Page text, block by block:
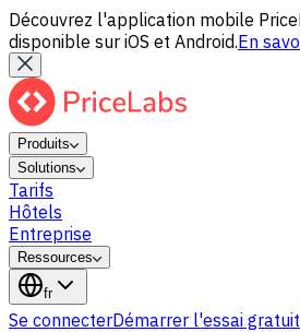
Découvrez l'application mobile
disponible sur iOS et Android.En
Produits
Solutions
Tarifs
Hôtels
Entreprise
Ressources
fr
Se connecterDémarrer l'essai gratuit